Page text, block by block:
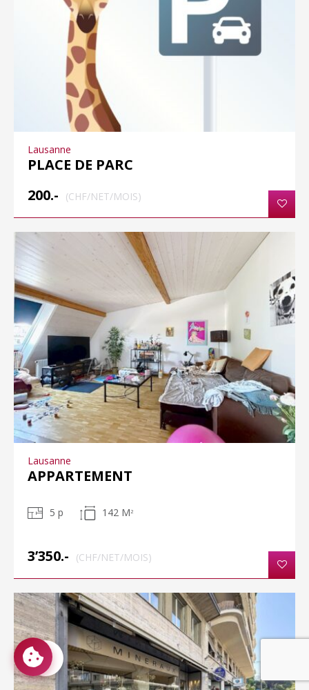
Lausanne
PLACE DE PARC
200.-
(CHF/NET/MOIS)
Lausanne
APPARTEMENT
5 p 142 M 2
3’350.- (CHF/NET/MOIS)